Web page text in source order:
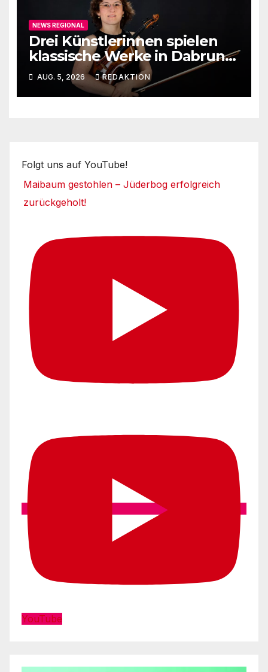
NEWS REGIONAL
Drei Künstlerinnen spielen
klassische Werke in Dabruner
Kirche
AUG. 5, 2026 REDAKTION
Folgt uns auf YouTube!
Maibaum gestohlen – Jüderbog erfolgreich
zurückgeholt!
YouTube